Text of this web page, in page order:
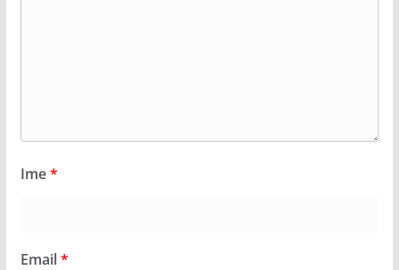
Ime*
Email*